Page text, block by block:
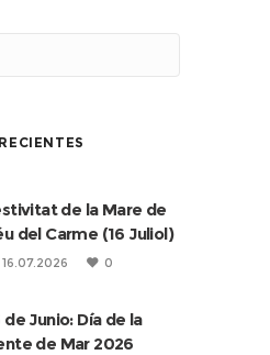
de la Mare de
del Carme (16 Juliol)
16.07.2026 0
de Junio: Día de la
de Mar 2026